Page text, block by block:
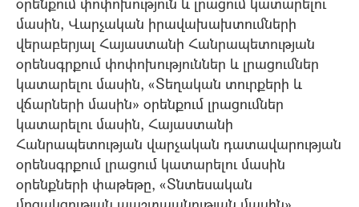
մասին, Վարչական իրավախախտումների
վերաբերյալ Հայաստանի Հանրապետության
օրենսգրքում փոփոխություններ և լրացումներ
կատարելու մասին, «Տեղական տուրքերի և
վճարների մասին» օրենքում լրացումներ
կատարելու մասին, Հայաստանի
Հանրապետության վարչական դատավարության
օրենսգրքում լրացում կատարելու մասին
օրենքների փաթեթը, «Տնտեսական